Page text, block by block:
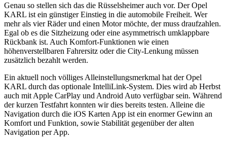
Genau so stellen sich das die Rüsselsheimer auch vor. Der Opel
KARL ist ein günstiger Einstieg in die automobile Freiheit. Wer
mehr als vier Räder und einen Motor möchte, der muss draufzahlen.
Egal ob es die Sitzheizung oder eine asymmetrisch umklappbare
Rückbank ist. Auch Komfort-Funktionen wie einen
höhenverstellbaren Fahrersitz oder die City-Lenkung müssen
zusätzlich bezahlt werden.
Ein aktuell noch völliges Alleinstellungsmerkmal hat der Opel
KARL durch das optionale IntelliLink-System. Dies wird ab Herbst
auch mit Apple CarPlay und Android Auto verfügbar sein. Während
der kurzen Testfahrt konnten wir dies bereits testen. Alleine die
Navigation durch die iOS Karten App ist ein enormer Gewinn an
Komfort und Funktion, sowie Stabilität gegenüber der alten
Navigation per App.